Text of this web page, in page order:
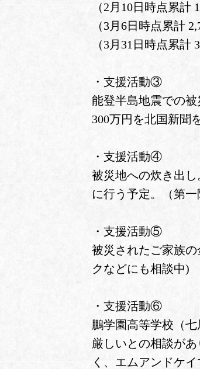
（2月10日時点累計
（3月6日時点累計
（3月31日時点累計
・支援活動③
能登半島地震での
300万円を北国新聞
・支援活動④
被災地への炊き出
に行う予定。（第
・支援活動⑤
被災されたご家族
クなどにも相談中)
・支援活動⑥
鵬学園高等学校（
厳しいとの相談が
く、エムアンドケ